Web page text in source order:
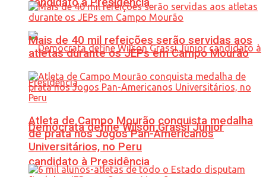
Democrata define Wilson Grassi Júnior
candidato à Presidência
Mais de 40 mil refeições serão servidas aos
atletas durante os JEPs em Campo Mourão
Atleta de Campo Mourão conquista medalha
de prata nos Jogos Pan-Americanos
Universitários, no Peru